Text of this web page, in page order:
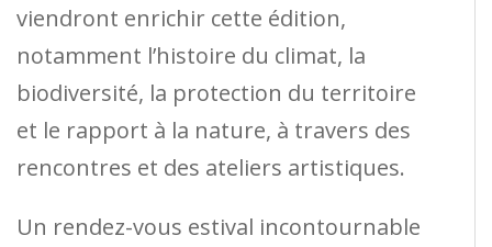
viendront enrichir cette édition,
notamment l’histoire du climat, la
biodiversité, la protection du territoire
et le rapport à la nature, à travers des
rencontres et des ateliers artistiques.
Un rendez-vous estival incontournable